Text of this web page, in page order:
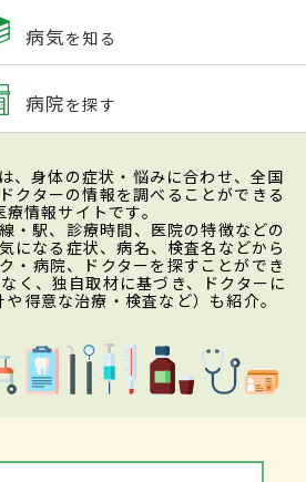
病気を知る
病院を探す
、身体の症状・悩みに合わせ、全国
クターの情報を調べることができる
情報サイトです。
・駅、診療時間、医院の特徴などの
になる症状、病名、検査名などから
・病院、ドクターを探すことができ
く、独自取材に基づき、ドクターに
得意な治療・検査など）も紹介。